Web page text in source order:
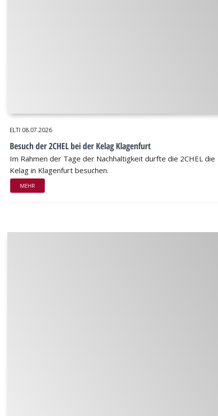
ELTI 08.07.2026
Besuch der 2CHEL bei der Kelag Klagenfurt
Im Rahmen der Tage der Nachhaltigkeit durfte die 2CHEL die
Kelag in Klagenfurt besuchen.
MEHR